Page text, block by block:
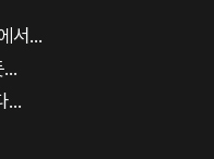
서...
...